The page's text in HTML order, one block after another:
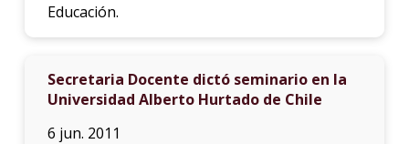
Educación.
Secretaria Docente dictó seminario en la
Universidad Alberto Hurtado de Chile
6 jun. 2011